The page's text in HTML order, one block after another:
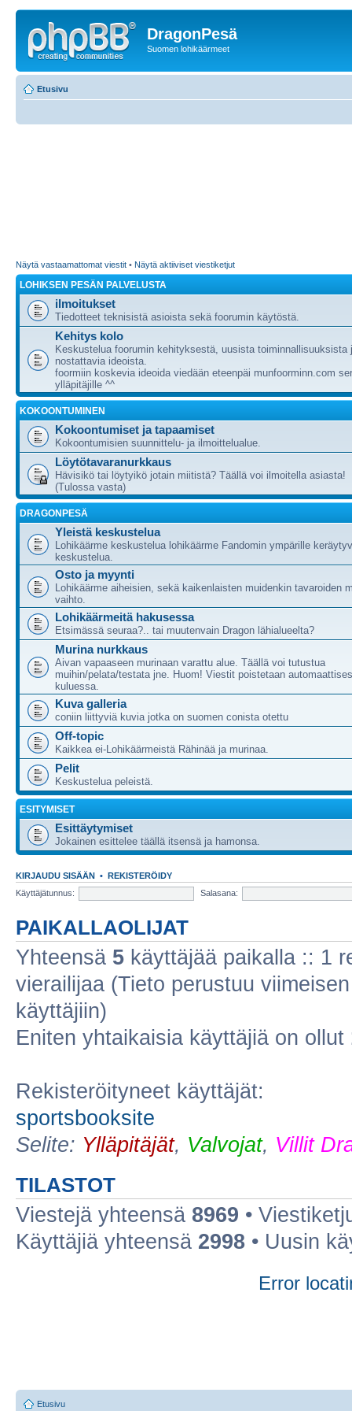
DragonPesä
Suomen lohikäärmeet
Etusivu
Näytä vastaamattomat viestit • Näytä aktiiviset viestiketjut
LOHIKSEN PESÄN PALVELUSTA
ilmoitukset
Tiedotteet teknisistä asioista sekä foorumin käytöstä.
Kehitys kolo
Keskustelua foorumin kehityksestä, uusista toiminnallisuuksista
nostattavia ideoista.
foormiin koskevia ideoida viedään eteenpäi munfoorminn.com
ylläpitäjille ^^
KOKOONTUMINEN
Kokoontumiset ja tapaamiset
Kokoontumisien suunnittelu- ja ilmoittelualue.
Löytötavaranurkkaus
Hävisikö tai löytyikö jotain miitistä? Täällä voi ilmoitella asiasta!
(Tulossa vasta)
DRAGONPESÄ
Yleistä keskustelua
Lohikäärme keskustelua lohikäärme Fandomin ympärille
keskustelua.
Osto ja myynti
Lohikäärme aiheisien, sekä kaikenlaisten muidenkin tavaroiden
vaihto.
Lohikäärmeitä hakusessa
Etsimässä seuraa?.. tai muutenvain Dragon lähialueelta?
Murina nurkkaus
Aivan vapaaseen murinaan varattu alue. Täällä voi tutustua
muihin/pelata/testata jne. Huom! Viestit poistetaan
kuluessa.
Kuva galleria
coniin liittyviä kuvia jotka on suomen conista otettu
Off-topic
Kaikkea ei-Lohikäärmeistä Rähinää ja murinaa.
Pelit
Keskustelua peleistä.
ESITYMISET
Esittäytymiset
Jokainen esittelee täällä itsensä ja hamonsa.
KIRJAUDU SISÄÄN • REKISTERÖIDY
Käyttäjätunnus:
Salasana:
PAIKALLAOLIJAT
Yhteensä 5 käyttäjää paikalla :: 1
vierailijaa (Tieto perustuu
käyttäjiin)
Eniten yhtaikaisia käyttäjiä on ollut
Rekisteröityneet käyttäjät:
sportsbooksite
Selite: Ylläpitäjät, Valvojat, Villit
TILASTOT
Viestejä yhteensä 8969 •
Käyttäjiä yhteensä 2998 • Uusin
Error
Etusivu